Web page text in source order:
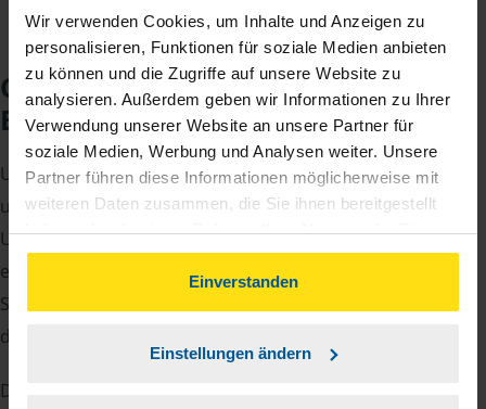
Wir verwenden Cookies, um Inhalte und Anzeigen zu
personalisieren, Funktionen für soziale Medien anbieten
zu können und die Zugriffe auf unsere Website zu
analysieren. Außerdem geben wir Informationen zu Ihrer
Verwendung unserer Website an unsere Partner für
soziale Medien, Werbung und Analysen weiter. Unsere
Partner führen diese Informationen möglicherweise mit
weiteren Daten zusammen, die Sie ihnen bereitgestellt
haben oder die sie im Rahmen Ihrer Nutzung der Dienste
gesammelt haben. Indem Sie auf Einverstanden klicken,
können Sie der Verwendung von Cookies, gemäß
unserer➔ Datenschutzrichtliniezustimmen.
Einverstanden
Einstellungen ändern
Checkliste für Ihr
Beratungsgespräch
Um Ihre Steuererklärung erstellen zu können, benötigen
unsere Beraterinnen und Berater eine Reihe von
Unterlagen von Ihnen. Dazu gehört beispielsweise die
elektronische Lohnsteuerbescheinigung, Ihre
Steueridentifikationsnummer, der Rentenbescheid oder
die Bescheinigung über das Kindergeld.
Damit Sie sich gut vorbereiten können und keinen der